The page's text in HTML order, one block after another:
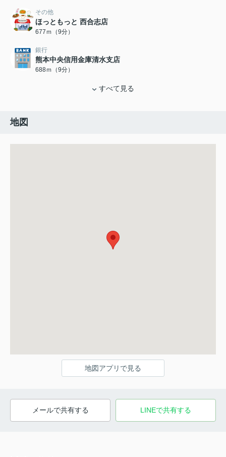
その他
ほっともっと 西合志店
677ｍ（9分）
銀行
熊本中央信用金庫清水支店
688ｍ（9分）
すべて見る
地図
地図アプリで見る
メールで共有する LINEで共有する